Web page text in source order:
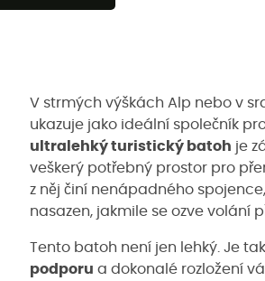
V strmých výškách Alp nebo v
ukazuje jako ideální společník
ultralehký turistický batoh je
veškerý potřebný prostor pro
z něj činí nenápadného
nasazen, jakmile se ozve volání
Tento batoh není jen lehký. Je
podporu a dokonalé rozložení